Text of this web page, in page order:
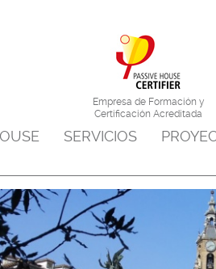
Empresa de Formación y
Certificación Acreditada
SERVICIOS